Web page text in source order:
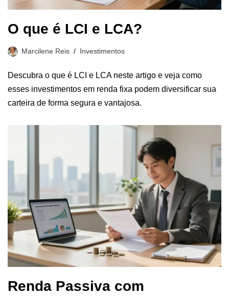
O que é LCI e LCA?
Marcilene Reis Investimentos
Descubra o que é LCI e LCA neste artigo e veja como
esses investimentos em renda fixa podem diversificar sua
carteira de forma segura e vantajosa.
Renda Passiva com